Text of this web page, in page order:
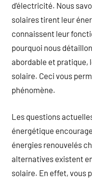
d’électricité. Nous
solaires tirent leur
connaissent leur
pourquoi nous
abordable et pratique,
solaire. Ceci vous
phénomène.
Les questions
énergétique
énergies renouvelés
alternatives existent
solaire. En effet, vous